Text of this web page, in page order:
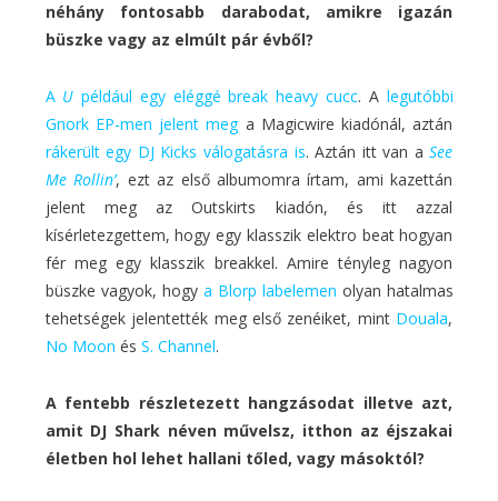
néhány fontosabb darabodat, amikre igazán
büszke vagy az elmúlt pár évből?
A U például egy eléggé break heavy cucc. A legutóbbi
Gnork EP-men jelent mega Magicwire kiadónál, aztán
rákerült egy DJ Kicks válogatásra is. Aztán itt van aSee
Me Rollin’, ezt az első albumomra írtam, ami kazettán
jelent meg az Outskirts kiadón, és itt azzal
kísérletezgettem, hogy egy klasszik elektro beat hogyan
fér meg egy klasszik breakkel. Amire tényleg nagyon
büszke vagyok, hogy a Blorp labelemen olyan hatalmas
tehetségek jelentették meg első zenéiket, mint Douala,
No Moon és S. Channel.
A fentebb részletezett hangzásodat illetve azt,
amit DJ Shark néven művelsz, itthon az éjszakai
életben hol lehet hallani tőled, vagy másoktól?